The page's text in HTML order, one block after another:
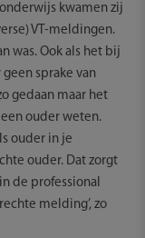
kwamen zij
VT-meldingen.
was. Ook als het bij
sprake van
gedaan maar het
een ouder weten.
ouder in je
ouder. Dat zorgt
de professional
melding’, zo